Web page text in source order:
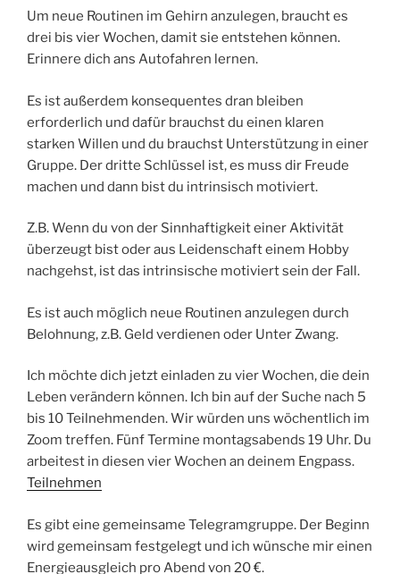
Um neue Routinen im Gehirn anzulegen, braucht es
drei bis vier Wochen, damit sie entstehen können.
Erinnere dich ans Autofahren lernen.
Es ist außerdem konsequentes dran bleiben
erforderlich und dafür brauchst du einen klaren
starken Willen und du brauchst Unterstützung in einer
Gruppe. Der dritte Schlüssel ist, es muss dir Freude
machen und dann bist du intrinsisch motiviert.
Z.B. Wenn du von der Sinnhaftigkeit einer Aktivität
überzeugt bist oder aus Leidenschaft einem Hobby
nachgehst, ist das intrinsische motiviert sein der Fall.
Es ist auch möglich neue Routinen anzulegen durch
Belohnung, z.B. Geld verdienen oder Unter Zwang.
Ich möchte dich jetzt einladen zu vier Wochen, die dein
Leben verändern können. Ich bin auf der Suche nach 5
bis 10 Teilnehmenden. Wir würden uns wöchentlich im
Zoom treffen. Fünf Termine montagsabends 19 Uhr. Du
arbeitest in diesen vier Wochen an deinem Engpass.
Teilnehmen
Es gibt eine gemeinsame Telegramgruppe. Der Beginn
wird gemeinsam festgelegt und ich wünsche mir einen
Energieausgleich pro Abend von 20 €.